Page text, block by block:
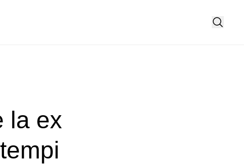
la ex